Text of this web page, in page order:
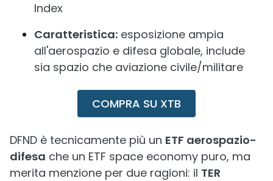
Index
Caratteristica: esposizione ampia
all'aerospazio e difesa globale, include
sia spazio che aviazione civile/militare
COMPRA SU XTB
DFND è tecnicamente più un ETF aerospazio-
difesa che un ETF space economy puro, ma
merita menzione per due ragioni: il TER